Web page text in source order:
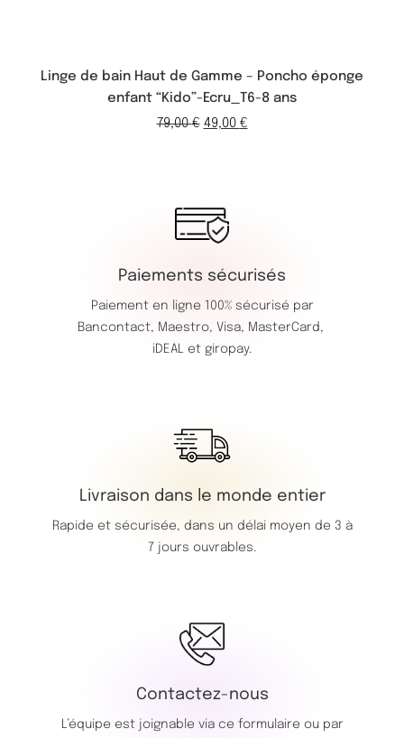
Linge de bain Haut de Gamme – Poncho éponge
enfant “Kido”-Ecru_T6-8 ans
79,00€ 49,00 €
Paiements sécurisés
Paiement en ligne 100% sécurisé par
Bancontact, Maestro, Visa, MasterCard,
iDEAL et giropay.
Livraison dans le monde entier
Rapide et sécurisée, dans un délai moyen de 3 à
7 jours ouvrables.
Contactez-nous
L’équipe est joignable via ce formulaire ou par